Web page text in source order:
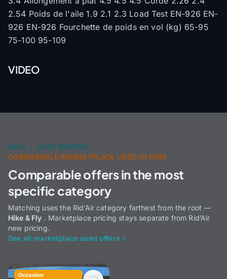
2.54 Poids de l'aile 1.9 2.1 2.3 Load Test EN-926 EN-
926 EN-926 Fourchette de poids en vol (kg) 65-95
75-100 95-109
VIDEO
NEW ↔ USED MIRROR
COMPARABLE MARKETPLACE USED OFFERS
Comparable offers in the most
specific category
Matching uses the Rid’Air category farthest from the root —
Hike & Fly . Marketplace pricing stays separate from Rid’Air
new pricing.
See all marketplace used offers
Occasion